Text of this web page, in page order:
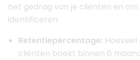
het gedrag van je cliënten en
identificeren.
Retentiepercentage:
cliënten boekt binnen 6